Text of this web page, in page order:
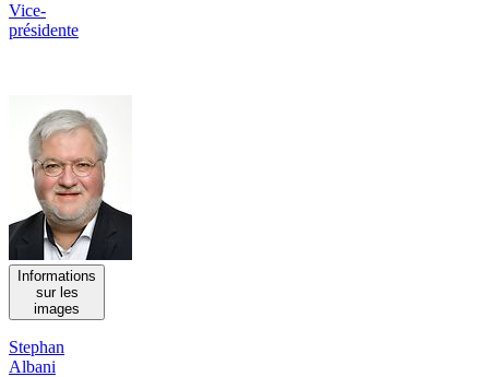
Vice-
présidente
Informations
sur les
images
Stephan
Albani